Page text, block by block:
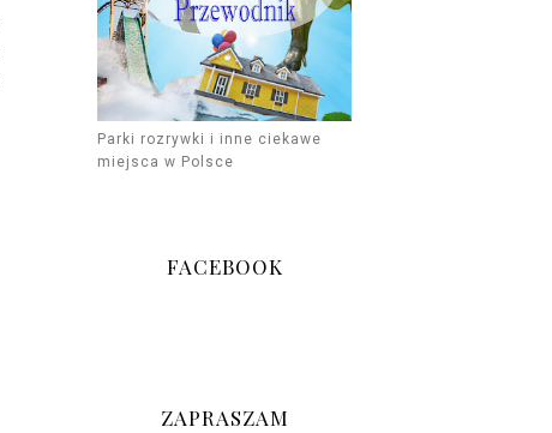
Parki rozrywki i inne ciekawe
miejsca w Polsce
FACEBOOK
ZAPRASZAM